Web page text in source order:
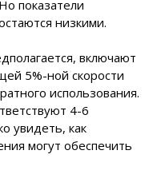
показатели
низкими.
включают
5%-ной скорости
использования.
4-6
увидеть, как
могут обеспечить